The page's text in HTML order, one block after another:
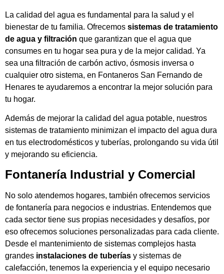
La calidad del agua es fundamental para la salud y el
bienestar de tu familia. Ofrecemos sistemas de tratamiento
de agua y filtración que garantizan que el agua que
consumes en tu hogar sea pura y de la mejor calidad. Ya
sea una filtración de carbón activo, ósmosis inversa o
cualquier otro sistema, en Fontaneros San Fernando de
Henares te ayudaremos a encontrar la mejor solución para
tu hogar.
Además de mejorar la calidad del agua potable, nuestros
sistemas de tratamiento minimizan el impacto del agua dura
en tus electrodomésticos y tuberías, prolongando su vida útil
y mejorando su eficiencia.
Fontanería Industrial y Comercial
No solo atendemos hogares, también ofrecemos servicios
de fontanería para negocios e industrias. Entendemos que
cada sector tiene sus propias necesidades y desafíos, por
eso ofrecemos soluciones personalizadas para cada cliente.
Desde el mantenimiento de sistemas complejos hasta
grandes instalaciones de tuberías y sistemas de
calefacción, tenemos la experiencia y el equipo necesario